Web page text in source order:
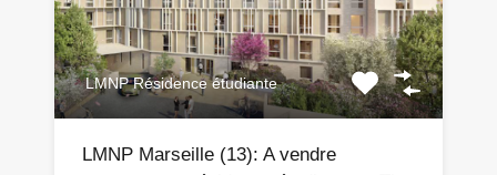
LMNP Résidence étudiante
LMNP Marseille (13): A vendre